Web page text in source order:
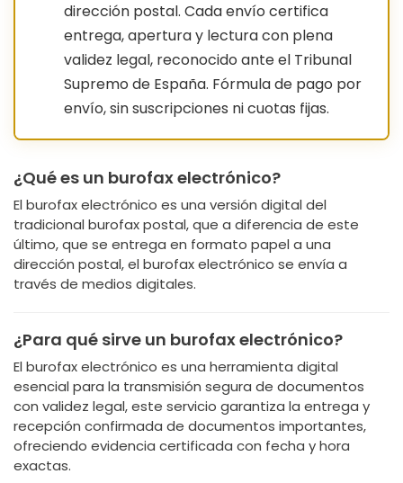
dirección postal. Cada envío certifica
entrega, apertura y lectura con plena
validez legal, reconocido ante el Tribunal
Supremo de España. Fórmula de pago por
envío, sin suscripciones ni cuotas fijas.
¿Qué es un burofax electrónico?
El burofax electrónico es una versión digital del
tradicional burofax postal, que a diferencia de este
último, que se entrega en formato papel a una
dirección postal, el burofax electrónico se envía a
través de medios digitales.
¿Para qué sirve un burofax electrónico?
El burofax electrónico es una herramienta digital
esencial para la transmisión segura de documentos
con validez legal, este servicio garantiza la entrega y
recepción confirmada de documentos importantes,
ofreciendo evidencia certificada con fecha y hora
exactas.